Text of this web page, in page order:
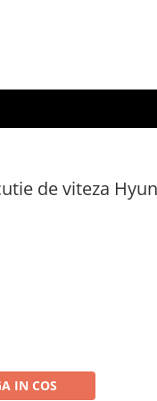
de viteza
IN COS